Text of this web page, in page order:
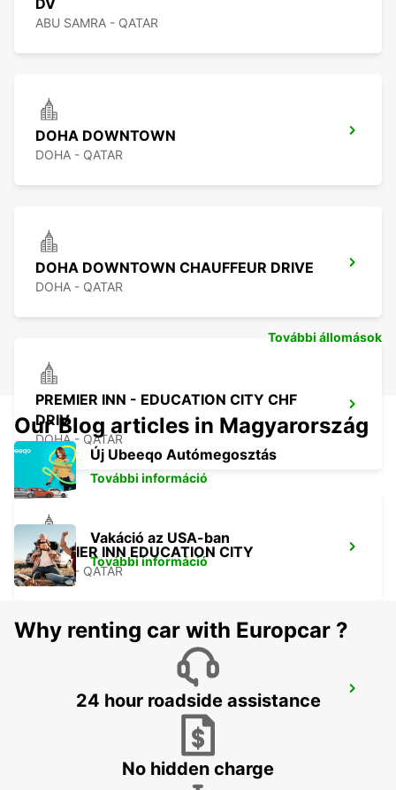
DV
ABU SAMRA - QATAR
DOHA DOWNTOWN
DOHA - QATAR
DOHA DOWNTOWN CHAUFFEUR DRIVE
DOHA - QATAR
PREMIER INN - EDUCATION CITY CHF
DRIV
DOHA - QATAR
PREMIER INN EDUCATION CITY
DOHA - QATAR
DUSIT DOHA HOTEL WEST BAY CHAUF
További állomások
Our Blog articles in Magyarország
Új Ubeeqo Autómegosztás
További információ
Vakáció az USA-ban
További információ
Why renting car with Europcar ?
24 hour roadside assistance
No hidden charge